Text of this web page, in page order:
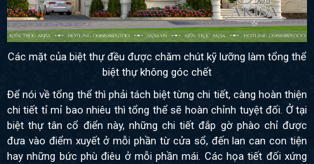
Các mặt của biệt thự đều được chăm chút kỹ lưỡng làm tổng thể
biệt thự không góc chết
Để nói về tổng thể thì phải tách biệt từng chi tiết, càng hoàn thiện
chi tiết tỉ mỉ bao nhiêu thì tổng thể sẽ hoàn chỉnh tuyệt đối. Ở tại
biệt thự tân cổ điển này, những chi tiết đắp gờ phào chỉ được
đưa vào điểm xuyết ở mỗi phần từ cửa sổ, đến lan can con tiện
hay những bức phù điêu ở mỗi phần mái. Các họa tiết đối xứng